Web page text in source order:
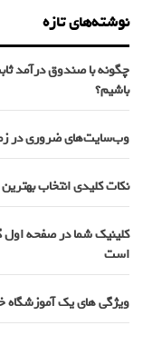
نوشته‌های تازه
چگونه با صندوق درآمد
باشیم؟
وب‌سایت‌های ضروری در
نکات کلیدی انتخاب
کلینیک شما در صفحه
است
ویژگی های یک آموزشگاه